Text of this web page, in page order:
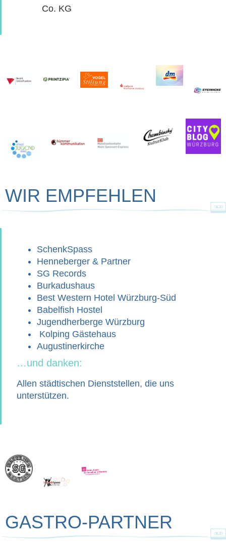
Co. KG
WIR EMPFEHLEN
SchenkSpass
Henneberger & Partner
SG Records
Burkadushaus
Best Western Hotel Würzburg-Süd
Babelfish Hostel
Jugendherberge Würzburg
Kolping Gästehaus
Augustinerkirche
…und danken:
Allen städtischen Dienststellen, die uns
unterstützen.
GASTRO-PARTNER